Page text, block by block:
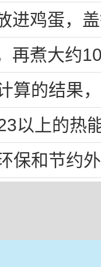
进鸡蛋， 盖
再煮大约10
算的结果，
以上的热
保和节约外